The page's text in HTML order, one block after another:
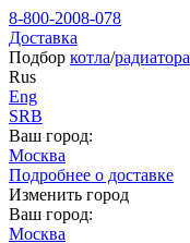
8-800-2008-078
Доставка
Подбор котла/радиатора
Rus
Eng
SRB
Ваш город:
Москва
Подробнее о доставке
Изменить город
Ваш город:
Москва